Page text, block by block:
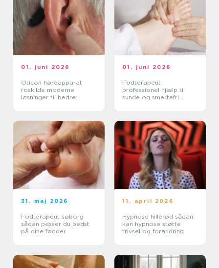
01. juni 2026
Oticon høreapparat
roskilde moderne
løsninger til bedre
01. juni 2026
Fodterapeut:
professionel hjælp til
sunde og smertefri
31. maj 2026
Fodterapeut søborg
sådan passer du bedst
på dine fødder
11. april 2026
Hypnose hillerød sådan
kan hypnose støtte
trivsel og forandring